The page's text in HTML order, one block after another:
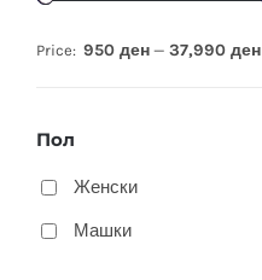
Price: 950 ден — 37,990 ден
Пол
Женски
Машки